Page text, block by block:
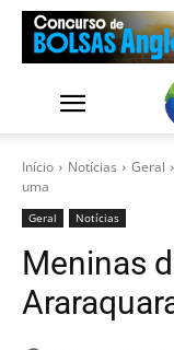
Início Notícias Geral
uma
Geral Notícias
Meninas